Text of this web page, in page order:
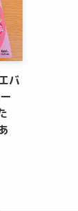
バ